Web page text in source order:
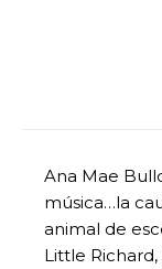
Ana Mae
música…la
animal de
Little